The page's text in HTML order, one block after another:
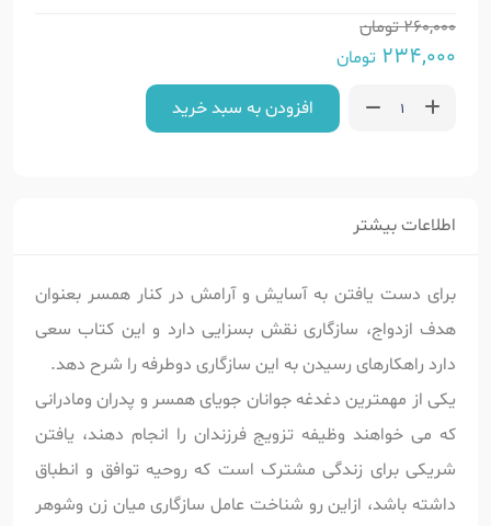
260,000تومان
234,000 تومان
افزودن به سبد خرید
اطلاعات بیشتر
برای دست یافتن به آسایش و آرامش در کنار همسر بعنوان
هدف ازدواج، سازگاری نقش بسزایی دارد و این کتاب سعی
دارد راهکارهای رسیدن به این سازگاری دوطرفه را شرح دهد.
یکی از مهم­ترین دغدغه جوانان جویای همسر و پدران ومادرانی
که می خواهند وظیفه تزویج فرزندان را انجام دهند، یافتن
شریکی برای زندگی مشترک است که روحیه توافق و انطباق
داشته باشد، ازاین رو شناخت عامل سازگاری میان زن وشوهر